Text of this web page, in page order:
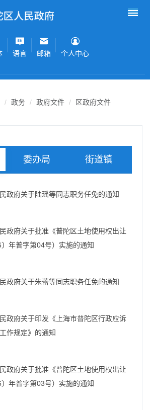
语言 邮箱 个人中心
政务 政府文件 区政府文件
委办局 街道镇
政府关于陆瑶等同志职务任免的通知
政府关于批准《普陀区土地使用权出让
年普字第04号）实施的通知
政府关于朱蕾等同志职务任免的通知
政府关于印发《上海市普陀区行政应诉
作规定》的通知
政府关于批准《普陀区土地使用权出让
年普字第03号）实施的通知